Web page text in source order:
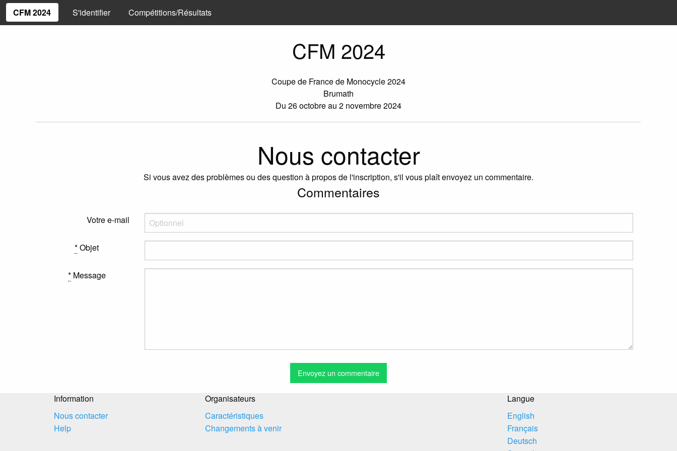
CFM 2024 S'identifier Compétitions/Résultats
CFM 2024
Coupe de France de Monocycle 2024
Brumath
Du 26 octobre au 2 novembre 2024
Nous contacter
Si vous avez des problèmes ou des question à propos de l'inscription, s'il vous plaît envoyez un commentaire.
Commentaires
Votre e-mail
*Objet
*Message
Information
Nous contacter
Help
Organisateurs
Caractéristiques
Changements à venir
Langue
English
Français
Deutsch